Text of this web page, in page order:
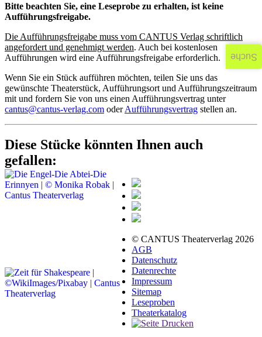
Bitte beachten Sie, eine Leseprobe zu erhalten, ist keine
Aufführungsfreigabe.
Die Aufführungsfreigabe muss vom CANTUS Verlag schriftlich
angefordert und genehmigt werden. Auch bei kostenlosen
Aufführungen wird eine Aufführungsfreigabe erforderlich.
Wenn Sie ein Stück aufführen möchten, teilen Sie uns das
gewünschte Theaterstück, Aufführungsort und Aufführungszeitraum
mit und fordern Sie von uns einen Aufführungsvertrag unter
cantus@cantus-verlag.com oderAufführungsvertrag stellen an.
Diese Stücke könnten Ihnen auch
gefallen:
© CANTUS Theaterverlag 2026
AGB
Datenschutz
Datenrechte
Impressum
Sitemap
Leseproben
Theaterkatalog
Suche